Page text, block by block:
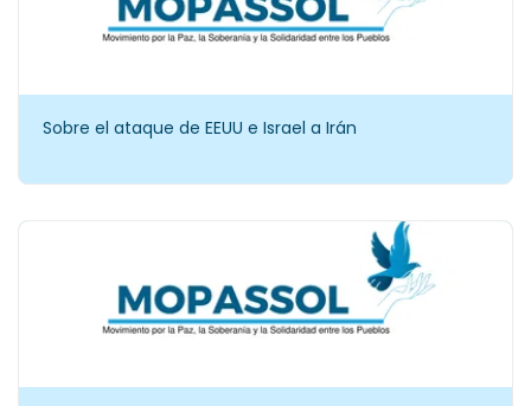
Sobre el ataque de EEUU e Israel a Irán